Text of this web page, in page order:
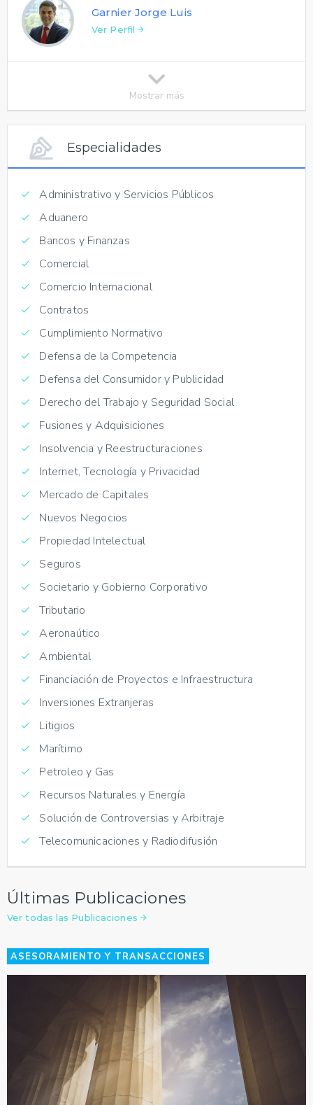
Garnier Jorge Luis
Ver Perfil
Mostrar más
Especialidades
Administrativo y Servicios Públicos
Aduanero
Bancos y Finanzas
Comercial
Comercio Internacional
Contratos
Cumplimiento Normativo
Defensa de la Competencia
Defensa del Consumidor y Publicidad
Derecho del Trabajo y Seguridad Social
Fusiones y Adquisiciones
Insolvencia y Reestructuraciones
Internet, Tecnología y Privacidad
Mercado de Capitales
Nuevos Negocios
Propiedad Intelectual
Seguros
Societario y Gobierno Corporativo
Tributario
Aeronaútico
Ambiental
Financiación de Proyectos e Infraestructura
Inversiones Extranjeras
Litigios
Marítimo
Petroleo y Gas
Recursos Naturales y Energía
Solución de Controversias y Arbitraje
Telecomunicaciones y Radiodifusión
Últimas Publicaciones
Ver todas las Publicaciones
ASESORAMIENTO Y TRANSACCIONES